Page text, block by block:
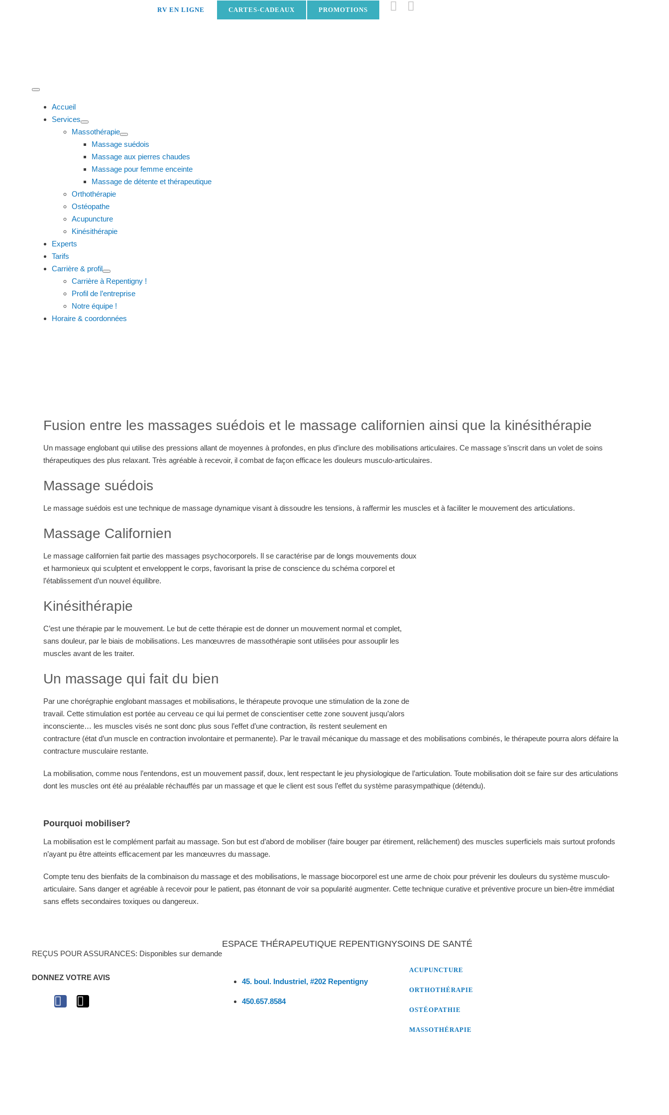
RV EN LIGNE CARTES-CADEAUX PROMOTIONS
Toggle
Accueil
Services
Massothérapie
Massage suédois
Massage aux pierres chaudes
Massage pour femme enceinte
Massage de détente et thérapeutique
Orthothérapie
Ostéopathe
Acupuncture
Kinésithérapie
Experts
Tarifs
Carrière & profil
Carrière à Repentigny !
Profil de l’entreprise
Notre équipe !
Horaire & coordonnées
Fusion entre les massages suédois et le massage californien ainsi que la kinésithérapie
Un massage englobant qui utilise des pressions allant de moyennes à profondes, en plus d’inclure des mobilisations articulaires. Ce massage s’inscrit dans un volet de soins
thérapeutiques des plus relaxant. Très agréable à recevoir, il combat de façon efficace les douleurs musculo-articulaires.
Massage suédois
Le massage suédois est une technique de massage dynamique visant à dissoudre les tensions, à raffermir les muscles et à faciliter le mouvement des articulations.
Massage Californien
Le massage californien fait partie des massages psychocorporels. Il se caractérise par de longs mouvements doux
et harmonieux qui sculptent et enveloppent le corps, favorisant la prise de conscience du schéma corporel et
l’établissement d’un nouvel équilibre.
Kinésithérapie
C’est une thérapie par le mouvement. Le but de cette thérapie est de donner un mouvement normal et complet,
sans douleur, par le biais de mobilisations. Les manœuvres de massothérapie sont utilisées pour assouplir les
muscles avant de les traiter.
Un massage qui fait du bien
Par une chorégraphie englobant massages et mobilisations, le thérapeute provoque une stimulation de la zone de
travail. Cette stimulation est portée au cerveau ce qui lui permet de conscientiser cette zone souvent jusqu’alors
inconsciente… les muscles visés ne sont donc plus sous l’effet d’une contraction, ils restent seulement en
contracture (état d’un muscle en contraction involontaire et permanente). Par le travail mécanique du massage et des mobilisations combinés, le thérapeute pourra alors défaire la
contracture musculaire restante.
La mobilisation, comme nous l’entendons, est un mouvement passif, doux, lent respectant le jeu physiologique de l’articulation. Toute mobilisation doit se faire sur des articulations
dont les muscles ont été au préalable réchauffés par un massage et que le client est sous l’effet du système parasympathique (détendu).
Pourquoi mobiliser?
La mobilisation est le complément parfait au massage. Son but est d’abord de mobiliser (faire bouger par étirement, relâchement) des muscles superficiels mais surtout profonds
n’ayant pu être atteints efficacement par les manœuvres du massage.
Compte tenu des bienfaits de la combinaison du massage et des mobilisations, le massage biocorporel est une arme de choix pour prévenir les douleurs du système musculo-
articulaire. Sans danger et agréable à recevoir pour le patient, pas étonnant de voir sa popularité augmenter. Cette technique curative et préventive procure un bien-être immédiat
sans effets secondaires toxiques ou dangereux.
REÇUS POUR ASSURANCES: Disponibles sur demande
DONNEZ VOTRE AVIS
ESPACE THÉRAPEUTIQUE REPENTIGNY
45. boul. Industriel, #202 Repentigny
450.657.8584
SOINS DE SANTÉ
ACUPUNCTURE
ORTHOTHÉRAPIE
OSTÉOPATHIE
MASSOTHÉRAPIE